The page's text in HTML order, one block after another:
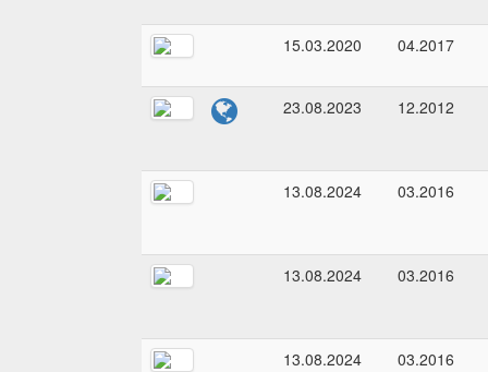
15.03.2020 04.2017
23.08.2023 12.2012
13.08.2024 03.2016
13.08.2024 03.2016
13.08.2024 03.2016